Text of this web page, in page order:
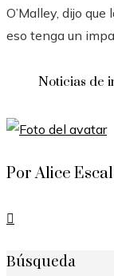
O’Malley, dijo
eso tenga un
Noticias de
Por Alice
Búsqueda